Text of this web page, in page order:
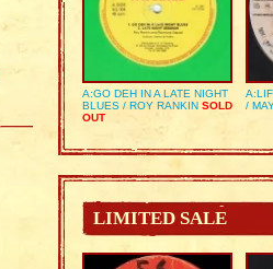
A:GO DEH IN A LATE NIGHT
BLUES / ROY RANKIN SOLD
OUT
/
LIMITED SALE